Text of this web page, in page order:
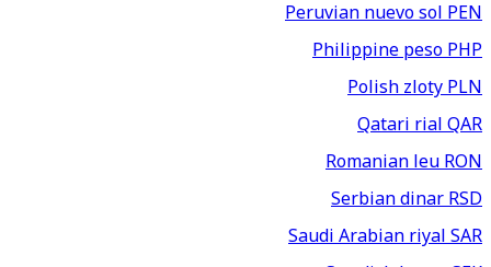
Peruvian nuevo solPEN
Philippine pesoPHP
Polish zlotyPLN
Qatari rialQAR
Romanian leuRON
Serbian dinarRSD
Saudi Arabian riyalSAR